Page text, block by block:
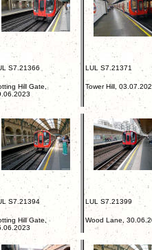
S7.21366
Hill Gate,
LUL S7.21371
Tower Hill,
S7.21394
Hill Gate,
LUL S7.21399
Wood Lane,